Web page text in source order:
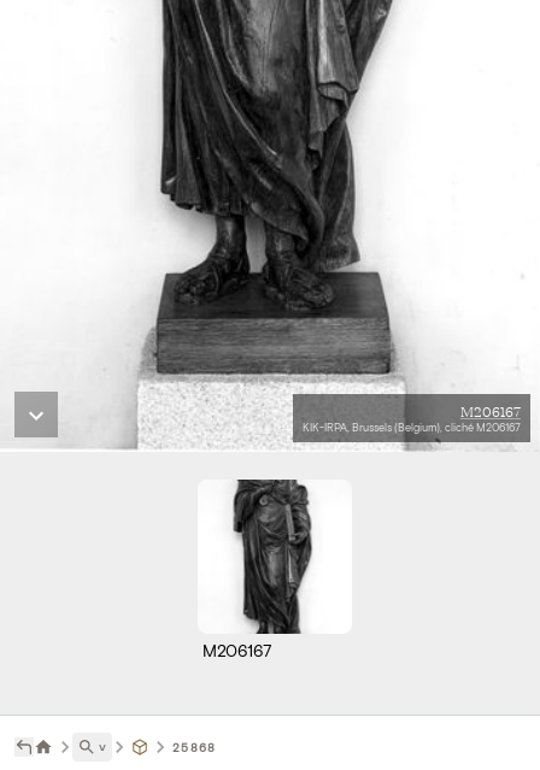
M206167
KIK-IRPA, Brussels (Belgium), cliché M206167
M206167
˅ 25868